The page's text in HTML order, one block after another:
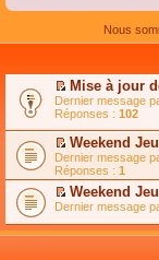
Nous
C
o
n
s
u
l
t
e
r
l
e
Mise à jour
Dernier message
Réponses : 102
C
o
n
s
u
t
Weekend
Dernier message
Réponses : 1
C
n
Weekend
Dernier message